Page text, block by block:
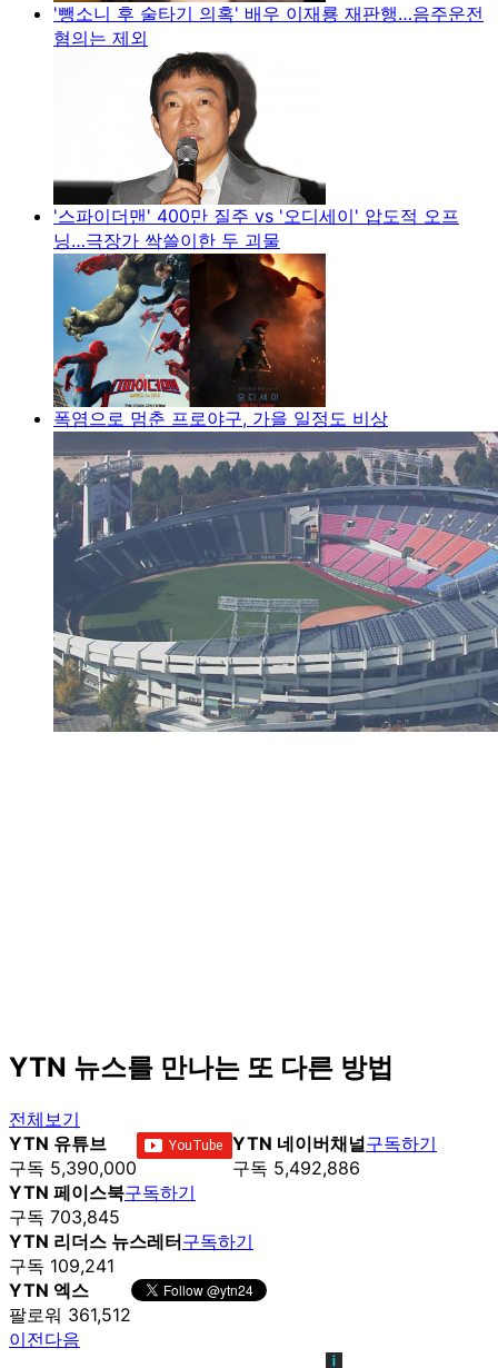
'뺑소니 후 술타기 의혹' 배우 이재룡 재판행…음주운전
혐의는 제외
'스파이더맨' 400만 질주 vs '오디세이' 압도적 오프
닝…극장가 싹쓸이한 두 괴물
폭염으로 멈춘 프로야구, 가을 일정도 비상
YTN 뉴스를 만나는 또 다른 방법
전체보기
YTN 유튜브
구독 5,390,000
YTN 네이버채널
구독 5,492,886
구독하기
YTN 페이스북
구독 703,845
구독하기
YTN 리더스 뉴스레터
구독 109,241
구독하기
YTN 엑스
팔로워 361,512
이전다음